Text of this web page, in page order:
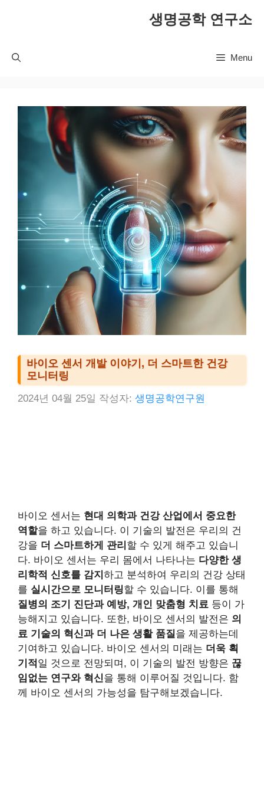
생명공학 연구소
Menu
바이오 센서 개발 이야기, 더 스마트한 건강
모니터링
2024년 04월 25일 작성자: 생명공학연구원
바이오 센서는 현대 의학과 건강 산업에서 중요한
역할을 하고 있습니다. 이 기술의 발전은 우리의 건
강을 더 스마트하게 관리 할 수 있게 해주고 있습니
다. 바이오 센서는 우리 몸에서 나타나는 다양한 생
리학적 신호를 감지 하고 분석하여 우리의 건강 상태
를 실시간으로 모니터링할 수 있습니다. 이를 통해
질병의 조기 진단과 예방, 개인 맞춤형 치료 등이 가
능해지고 있습니다. 또한, 바이오 센서의 발전은 의
료 기술의 혁신과 더 나은 생활 품질 을 제공하는데
기여하고 있습니다. 바이오 센서의 미래는 더욱 획
기적 일 것으로 전망되며, 이 기술의 발전 방향은 끊
임없는 연구와 혁신을 통해 이루어질 것입니다. 함
께 바이오 센서의 가능성을 탐구해보겠습니다.